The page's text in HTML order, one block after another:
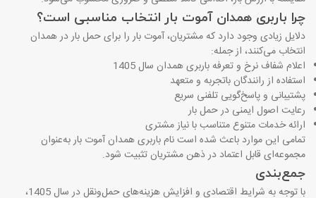
چرا باربری همدان آموت بار انتخاب مناسبی است؟
دلایل زیادی وجود دارد که مشتریان، آموت بار را برای حمل بار در همدان
انتخاب می‌کنند، از جمله:
اعلام شفاف نرخ و تعرفه باربری همدان سال 1405
استفاده از رانندگان باتجربه و متعهد
پشتیبانی و پاسخ‌گویی تلفنی سریع
رعایت اصول ایمنی در حمل بار
ارائه خدمات متنوع متناسب با نیاز مشتری
تمامی این موارد باعث شده است نام باربری همدان آموت بار به‌عنوان
مجموعه‌ای قابل اعتماد در ذهن مشتریان تثبیت شود.
جمع‌بندی
با توجه به شرایط اقتصادی و افزایش هزینه‌های حمل‌ونقل در سال 1405،